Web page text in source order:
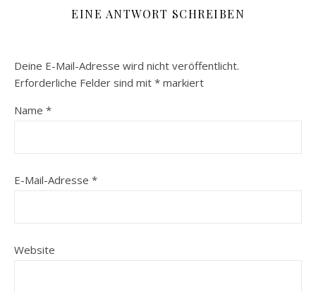
EINE ANTWORT SCHREIBEN
Deine E-Mail-Adresse wird nicht veröffentlicht.
Erforderliche Felder sind mit * markiert
Name *
E-Mail-Adresse *
Website